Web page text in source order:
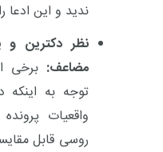
ندید و این ادعا
نظر دکترین
مضاعف: برخی
توجه به اینکه
واقعیات
روسی قابل